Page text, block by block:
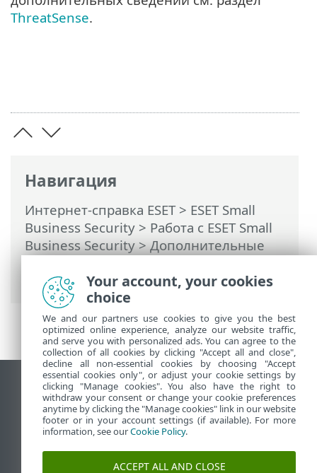
Навигация
Интернет-справка ESET> ESET Small
Business Security > Работа с ESET Small
Business Security>Дополнительные
сканирования вредоносных программ
ThreatSense.
Использовать сайт для ПК
End of Life
База знаний ESET
ESET Status Portal
Your account, your cookies
choice
We and our partners use cookies to give you the best
optimized online experience, analyze our website traffic,
and serve you with personalized ads. You can agree to the
collection of all cookies by clicking "Accept all and close",
decline all non-essential cookies by choosing "Accept
essential cookies only", or adjust your cookie settings by
clicking "Manage cookies". You also have the right to
withdraw your consent or change your cookie preferences
anytime by clicking the "Manage cookies" link in our website
footer or in your account settings (if available). For more
information, see ourCookie Policy.
ACCEPT ALL AND CLOSE